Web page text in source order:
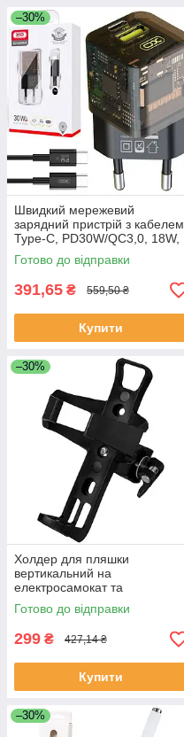
–30%
Швидкий мережевий
зарядний пристрій з кабелем
Type-C, PD30W/QC3,0, 18W,
XO CE05, Коричневий / Блок
живлення для телефону
Готово до відправки
391,65 ₴ 559,50 ₴
Купити
–30%
Холдер для пляшки
вертикальний на
електросамокат та
велосипед / Тримач для
пляшки / Пляшкотримач
Готово до відправки
299 ₴ 427,14 ₴
Купити
–30%